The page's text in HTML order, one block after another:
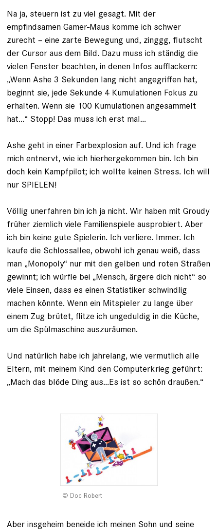
Na ja, steuern ist zu viel gesagt. Mit der
empfindsamen Gamer-Maus komme ich schwer
zurecht – eine zarte Bewegung und, zinggg, flutscht
der Cursor aus dem Bild. Dazu muss ich ständig die
vielen Fens­ter beachten, in denen Infos aufflackern:
„Wenn Ashe 3 Sekunden lang nicht angegriffen hat,
beginnt sie, jede Sekunde 4 Kumulationen Fokus zu
erhalten. Wenn sie 100 Kumulationen angesammelt
hat...“ Stopp! Das muss ich erst mal...
Ashe geht in einer Farbexplosion auf. Und ich frage
mich entnervt, wie ich hierhergekommen bin. Ich bin
doch kein Kampfpilot; ich wollte keinen Stress. Ich will
nur SPIELEN!
Völlig unerfahren bin ich ja nicht. Wir haben mit Groudy
früher ziemlich viele Familienspiele ausprobiert. Aber
ich bin keine gute Spielerin. Ich verliere. Immer. Ich
kaufe die Schlossallee, obwohl ich genau weiß, dass
man „Monopoly“ nur mit den gel­ben und roten Straßen
gewinnt; ich würfle bei „Mensch, ärgere dich nicht“ so
viele Einsen, dass es einen Statistiker schwindlig
machen könnte. Wenn ein Mitspieler zu lange über
einem Zug brütet, flitze ich ­ungeduldig in die Küche,
um die Spülmaschine auszuräumen.
Und natürlich habe ich jahrelang, wie vermutlich alle
Eltern, mit meinem Kind den Computerkrieg geführt:
„Mach das blöde Ding aus...Es ist so schön draußen.“
Doc Robert
Aber insgeheim beneide ich meinen Sohn und seine